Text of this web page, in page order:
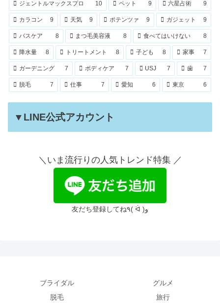
ジェントルマックスプロ 10 ペット 9 六星占術 9
カラコン 9 天気 9 ポテンツァ 9 ガジェット 9
バスケア 8 まつ毛美容液 8 食べてはいけない 8
降水量 8 トリートメント 8 子ども 8 家事 7
ガーデニング 7 ボディケア 7 USJ 7 歯 7
脱毛 7 仕事 7 愛知 6 東京 6
▼LINE公式アカウント
＼いま流行りの人気トレンド特集 ／
友だち登録してね٩( ᐛ )و
ブライダル
グルメ
脱毛
旅行